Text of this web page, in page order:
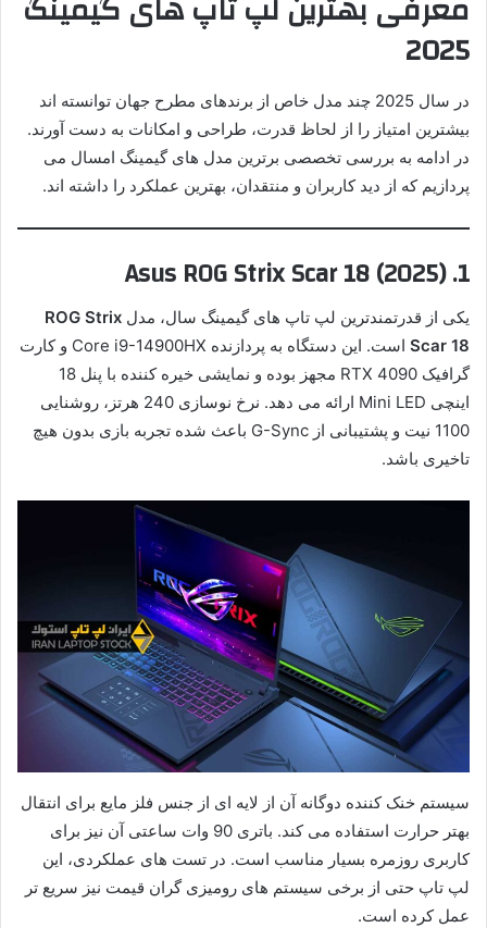
معرفی بهترین لپ تاپ های گیمینگ
2025
در سال 2025 چند مدل خاص از برندهای مطرح جهان توانسته اند
بیشترین امتیاز را از لحاظ قدرت، طراحی و امکانات به دست آورند.
در ادامه به بررسی تخصصی برترین مدل های گیمینگ امسال می
پردازیم که از دید کاربران و منتقدان، بهترین عملکرد را داشته اند.
1. Asus ROG Strix Scar 18 (2025)
یکی از قدرتمندترین لپ تاپ های گیمینگ سال، مدل ROG Strix
Scar 18
است. این دستگاه به پردازنده Core i9-14900HX و کارت
گرافیک RTX 4090 مجهز بوده و نمایشی خیره کننده با پنل 18
اینچی Mini LED ارائه می دهد. نرخ نوسازی 240 هرتز، روشنایی
1100 نیت و پشتیبانی از G-Sync باعث شده تجربه بازی بدون هیچ
تاخیری باشد.
سیستم خنک کننده دوگانه آن از لایه ای از جنس فلز مایع برای انتقال
بهتر حرارت استفاده می کند. باتری 90 وات ساعتی آن نیز برای
کاربری روزمره بسیار مناسب است. در تست های عملکردی، این
لپ تاپ حتی از برخی سیستم های رومیزی گران قیمت نیز سریع تر
عمل کرده است.